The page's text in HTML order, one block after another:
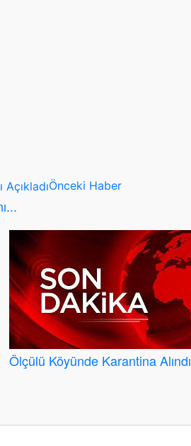
Önceki Haber
Ölçülü Köyünde Karantina Alındı